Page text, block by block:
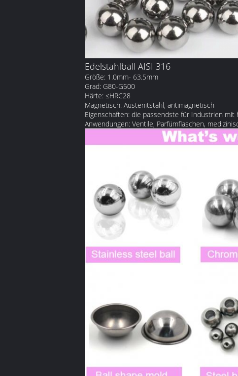
Edelstahlball AISI 316
Größe: 1.0mm- 63.5mm
Grad: G80-G500
Härte: ≤HRC28
Magnetisch: Austenitstahl, antimagnetisch
Eigenschaften: die passendste für Industrien
Anwendungen: Ventile, Parfümflaschen,